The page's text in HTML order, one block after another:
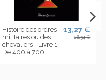
Histoire des ordres
militaires ou des
chevaliers - Livre 1,
De 400 à 700
13,27 €
26,54 €